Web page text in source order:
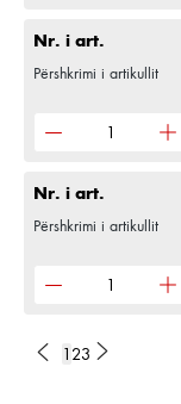
Nr. i art.
Përshkrimi i artikullit
Nr. i art.
Përshkrimi i artikullit
1 23